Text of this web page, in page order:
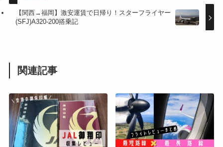
【関西→福岡】激安運賃で日帰り！スターフライヤー
(SFJ)A320-200搭乗記
関連記事